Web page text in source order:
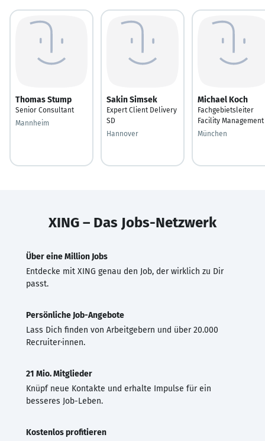
Thomas Stump
Senior Consultant
Mannheim
Sakin Simsek
Expert Client Delivery
SD
Hannover
Michael Koch
Fachgebietsleiter
Facility Management
München
XING – Das Jobs-Netzwerk
Über eine Million Jobs
Entdecke mit XING genau den Job, der wirklich zu Dir
passt.
Persönliche Job-Angebote
Lass Dich finden von Arbeitgebern und über 20.000
Recruiter·innen.
21 Mio. Mitglieder
Knüpf neue Kontakte und erhalte Impulse für ein
besseres Job-Leben.
Kostenlos profitieren